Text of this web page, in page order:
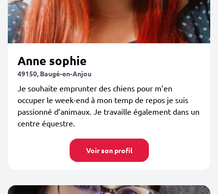
Anne sophie
49150, Baugé-en-Anjou
Je souhaite emprunter des chiens pour m’en
occuper le week-end à mon temp de repos je suis
passionné d’animaux. Je travaille également dans un
centre équestre.
Voir son profil